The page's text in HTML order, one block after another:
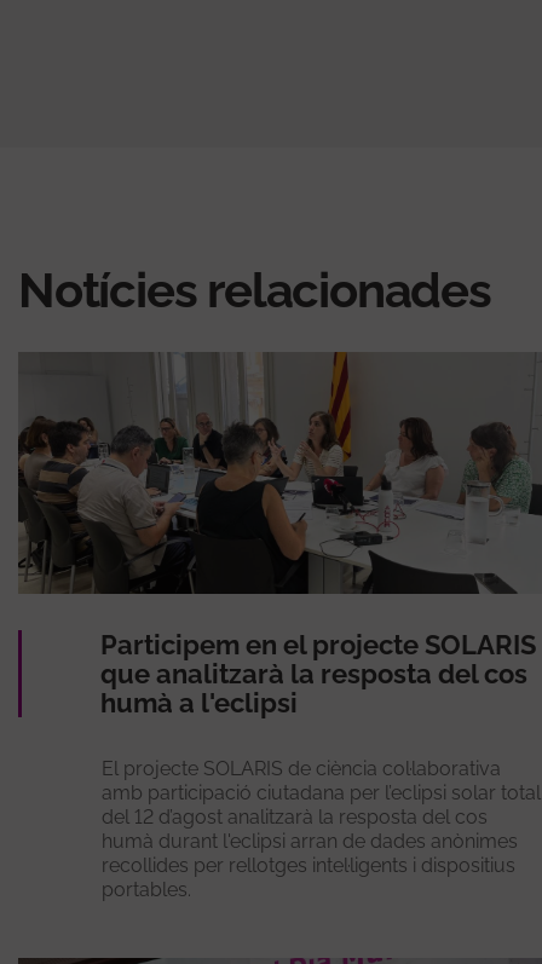
Notícies relacionades
Participem en el projecte SOLARIS
que analitzarà la resposta del cos
humà a l'eclipsi
El projecte SOLARIS de ciència col·laborativa
amb participació ciutadana per l’eclipsi solar total
del 12 d’agost analitzarà la resposta del cos
humà durant l'eclipsi arran de dades anònimes
recollides per rellotges intel·ligents i dispositius
portables.